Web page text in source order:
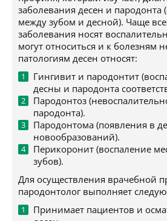
заболевания десен и пародонта
между зубом и десной). Чаще
заболевания носят
могут относиться и к болезням
патологиям десен относят:
Гингивит и пародонтит
десны и пародонта
Пародонтоз
пародонта).
Пародонтома (появления в
новообразований).
Перикоронит (воспаление
зубов).
Для осуществления врачебной
пародонтолог выполняет
Принимает пациентов и